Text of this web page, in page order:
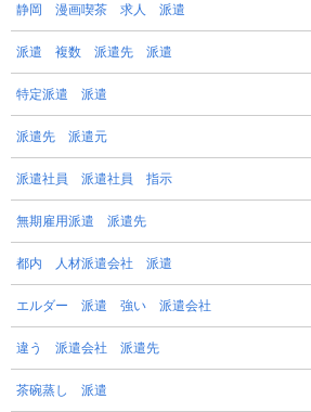
静岡 漫画喫茶 求人 派遣
派遣 複数 派遣先 派遣
特定派遣 派遣
派遣先 派遣元
派遣社員 派遣社員 指示
無期雇用派遣 派遣先
都内 人材派遣会社 派遣
エルダー 派遣 強い 派遣会社
違う 派遣会社 派遣先
茶碗蒸し 派遣